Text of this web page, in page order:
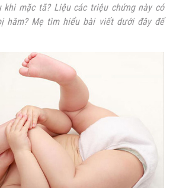
khi mặc tã? Liệu các triệu chứng này có
hăm? Mẹ tìm hiểu bài viết dưới đây để